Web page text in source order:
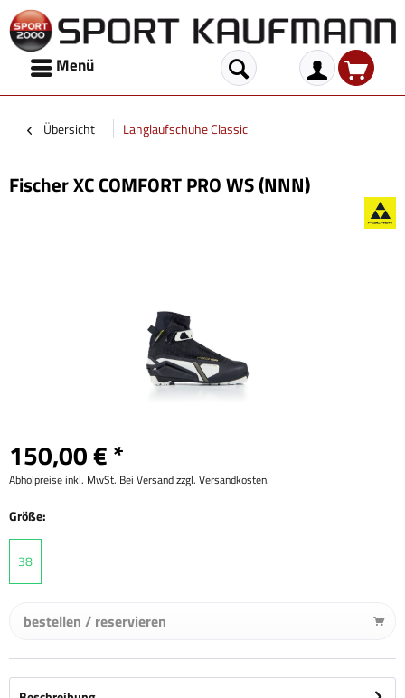
Menü
Übersicht Langlaufschuhe Classic
Fischer XC COMFORT PRO WS (NNN)
150,00 € *
Abholpreise inkl. MwSt. Bei Versand zzgl. Versandkosten.
Größe:
38
bestellen / reservieren